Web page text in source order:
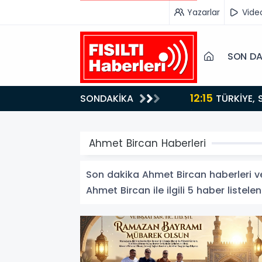
Yazarlar
SON
SONDAKİKA 12:15
İMZALANDI!
Ahmet Bircan Haberleri
Son dakika Ahmet Bircan haberleri
Ahmet Bircan ile ilgili 5 haber